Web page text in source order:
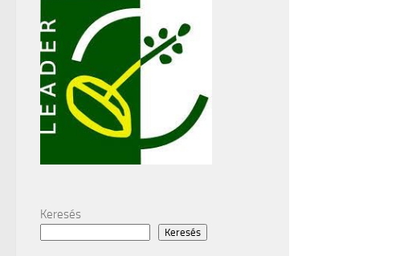
Keresés
Keresés